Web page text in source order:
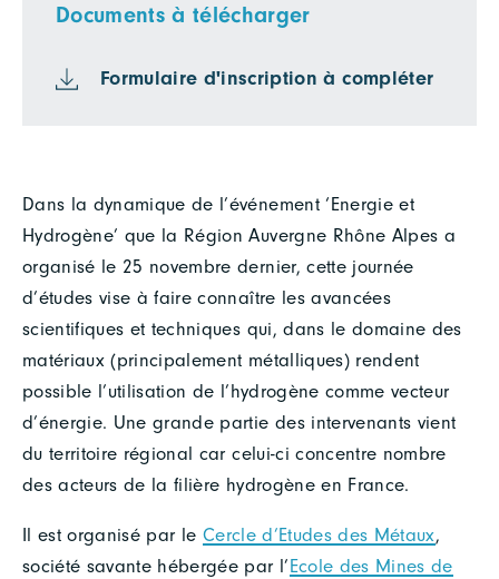
Dans la dynamique de l’événement ‘Energie et
Hydrogène’ que la Région Auvergne Rhône Alpes a
organisé le 25 novembre dernier, cette journée
d’études vise à faire connaître les avancées
scientifiques et techniques qui, dans le domaine des
matériaux (principalement métalliques) rendent
possible l’utilisation de l’hydrogène comme vecteur
d’énergie. Une grande partie des intervenants vient
du territoire régional car celui-ci concentre nombre
des acteurs de la filière hydrogène en France.
Il est organisé par le Cercle d’Etudes des Métaux,
société savante hébergée par l’Ecole des Mines de
Documents à télécharger
Formulaire d'inscription à compléter